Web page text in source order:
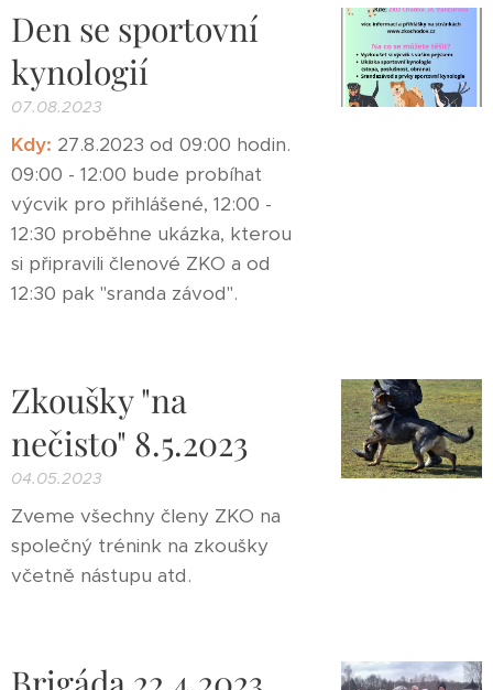
Den se sportovní
kynologií
07.08.2023
Kdy: 27.8.2023 od 09:00 hodin.
09:00 - 12:00 bude probíhat
výcvik pro přihlášené, 12:00 -
12:30 proběhne ukázka, kterou
si připravili členové ZKO a od
12:30 pak "sranda závod".
Zkoušky "na
nečisto" 8.5.2023
04.05.2023
Zveme všechny členy ZKO na
společný trénink na zkoušky
včetně nástupu atd.